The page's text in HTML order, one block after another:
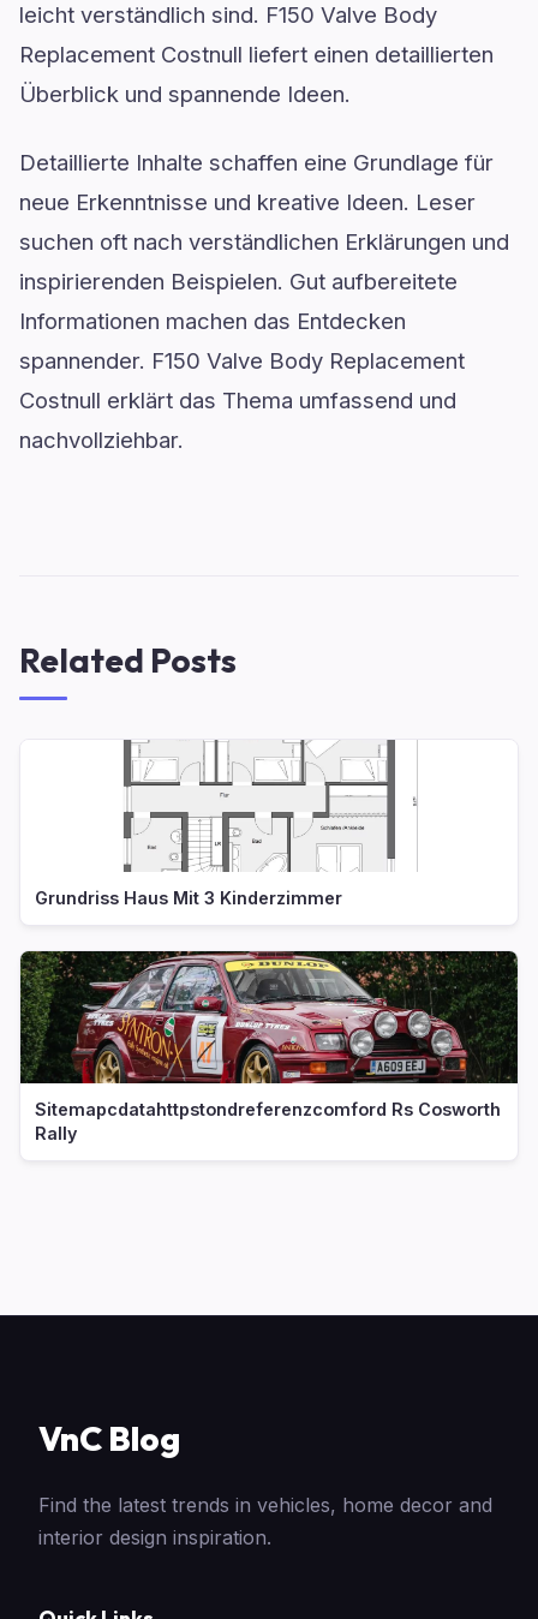
leicht verständlich sind. F150 Valve Body
Replacement Costnull liefert einen detaillierten
Überblick und spannende Ideen.
Detaillierte Inhalte schaffen eine Grundlage für
neue Erkenntnisse und kreative Ideen. Leser
suchen oft nach verständlichen Erklärungen und
inspirierenden Beispielen. Gut aufbereitete
Informationen machen das Entdecken
spannender. F150 Valve Body Replacement
Costnull erklärt das Thema umfassend und
nachvollziehbar.
Related Posts
Grundriss Haus Mit 3 Kinderzimmer
Sitemapcdatahttpstondreferenzcomford Rs Cosworth
Rally
VnC Blog
Find the latest trends in vehicles, home decor and
interior design inspiration.